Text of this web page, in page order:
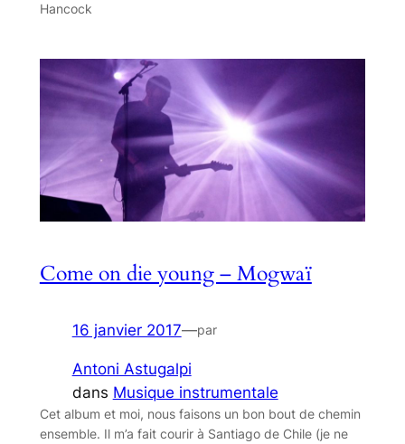
Hancock
Come on die young – Mogwaï
16 janvier 2017—par
Antoni Astugalpi
dans Musique instrumentale
Cet album et moi, nous faisons un bon bout de chemin
ensemble. Il m’a fait courir à Santiago de Chile (je ne